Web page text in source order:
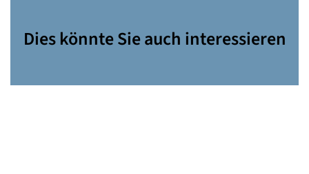
Dies könnte Sie auch interessieren